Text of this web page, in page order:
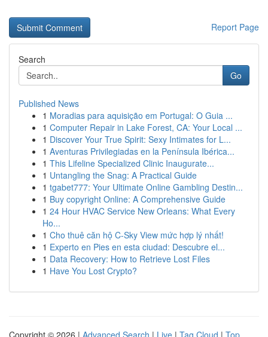
Report Page
Search
Go
Published News
1 Moradias para aquisição em Portugal: O Guia ...
1 Computer Repair in Lake Forest, CA: Your Local ...
1 Discover Your True Spirit: Sexy Intimates for L...
1 Aventuras Privilegiadas en la Península Ibérica...
1 This Lifeline Specialized Clinic Inaugurate...
1 Untangling the Snag: A Practical Guide
1 tgabet777: Your Ultimate Online Gambling Destin...
1 Buy copyright Online: A Comprehensive Guide
1 24 Hour HVAC Service New Orleans: What Every
Ho...
1 Cho thuê căn hộ C-Sky View mức hợp lý nhất!
1 Experto en Pies en esta ciudad: Descubre el...
1 Data Recovery: How to Retrieve Lost Files
1 Have You Lost Crypto?
Copyright © 2026 | Advanced Search | Live | Tag Cloud | Top